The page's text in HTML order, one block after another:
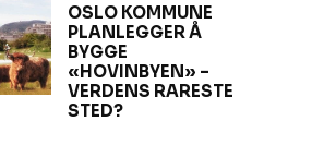
OSLO KOMMUNE
PLANLEGGER Å
BYGGE
«HOVINBYEN» –
VERDENS RARESTE
STED?